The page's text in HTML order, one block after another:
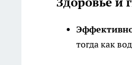
тогда как